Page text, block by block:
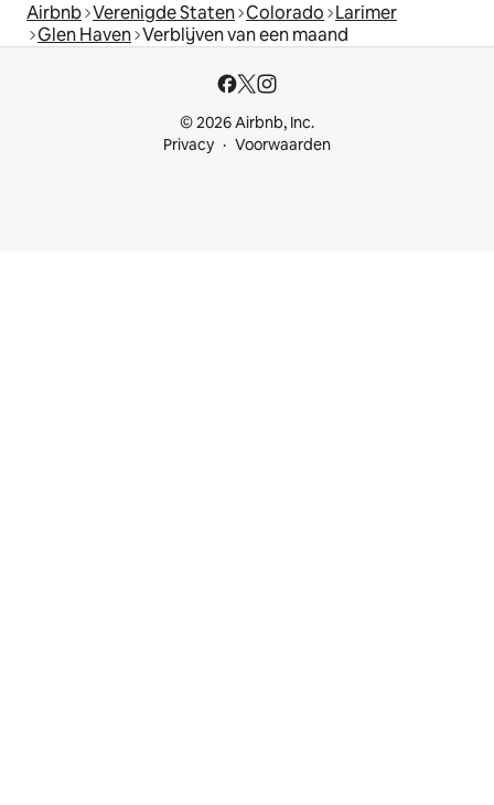
Airbnb Verenigde Staten Colorado Larimer
Glen Haven Verblijven van een maand
© 2026 Airbnb, Inc.
Privacy
Voorwaarden